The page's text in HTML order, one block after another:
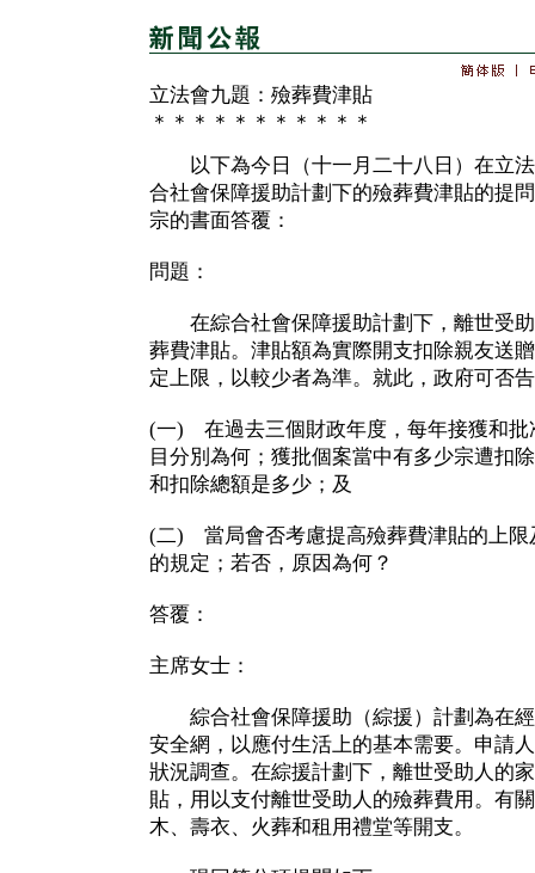
立法會九題：殮葬費津貼
＊＊＊＊＊＊＊＊＊＊＊
以下為今日（十一月二十八日）在立法
合社會保障援助計劃下的殮葬費津貼的提
宗的書面答覆：
問題：
在綜合社會保障援助計劃下，離世受助
葬費津貼。津貼額為實際開支扣除親友送
定上限，以較少者為準。就此，政府可否
(一) 在過去三個財政年度，每年接獲和批
目分別為何；獲批個案當中有多少宗遭扣
和扣除總額是多少；及
(二) 當局會否考慮提高殮葬費津貼的上限
的規定；若否，原因為何？
答覆：
主席女士：
綜合社會保障援助（綜援）計劃為在經
安全網，以應付生活上的基本需要。申請
狀況調查。在綜援計劃下，離世受助人的
貼，用以支付離世受助人的殮葬費用。有
木、壽衣、火葬和租用禮堂等開支。